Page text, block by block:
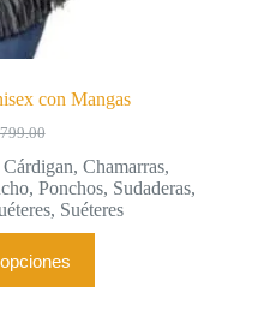
con Mangas
799.00
Cárdigan,Chamarras,
,Ponchos, Sudaderas,
, Suéteres